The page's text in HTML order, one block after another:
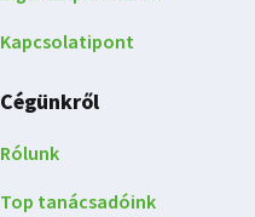
Kapcsolatipont
Cégünkről
Rólunk
Top tanácsadóink